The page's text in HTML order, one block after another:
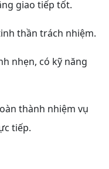
giao tiếp tốt.
thần trách nhiệm.
nhẹn, có kỹ năng
thành nhiệm vụ
tiếp.